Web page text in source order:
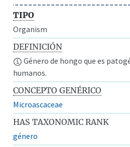
TIPO
Organism
DEFINICIÓN
Género de hongo que es
humanos.
CONCEPTO GENÉRICO
Microascaceae
HAS TAXONOMIC RANK
género